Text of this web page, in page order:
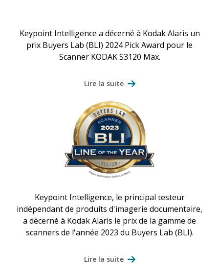
Keypoint Intelligence a décerné à Kodak Alaris un
prix Buyers Lab (BLI) 2024 Pick Award pour le
Scanner KODAK S3120 Max.
Lire la suite
Keypoint Intelligence, le principal testeur
indépendant de produits d'imagerie documentaire,
a décerné à Kodak Alaris le prix de la gamme de
scanners de l'année 2023 du Buyers Lab (BLI).
Lire la suite